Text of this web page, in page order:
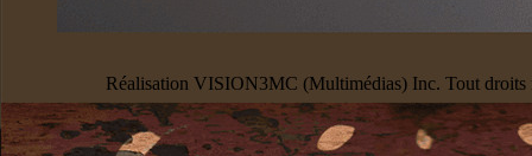
Réalisation VISION3MC (Multimédias) Inc. Tout droits